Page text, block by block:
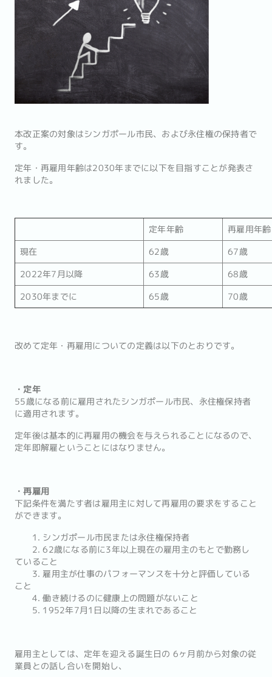
本改正案の対象はシンガポール市民、および永住権の保持者で
す。
定年・再雇用年齢は2030年までに以下を目指すことが発表さ
れました。
定年年齢
再雇用年齢
現在
62歳
67歳
2022年7月以降
63歳
68歳
2030年までに
65歳 70歳
改めて定年・再雇用についての定義は以下のとおりです。
・定年
55歳になる前に雇用されたシンガポール市民、永住権保持者
に適用されます。
定年後は基本的に再雇用の機会を与えられることになるので、
定年即解雇ということにはなりません。
・再雇用
下記条件を満たす者は雇用主に対して再雇用の要求をすること
ができます。
1. シンガポール市民または永住権保持者
2. 62歳になる前に3年以上現在の雇用主のもとで勤務し
ていること
3. 雇用主が仕事のパフォーマンスを十分と評価している
こと
4. 働き続けるのに健康上の問題がないこと
5. 1952年7月1日以降の生まれであること
雇用主としては、定年を迎える誕生日の 6ヶ月前から対象の従
業員との話し合いを開始し、